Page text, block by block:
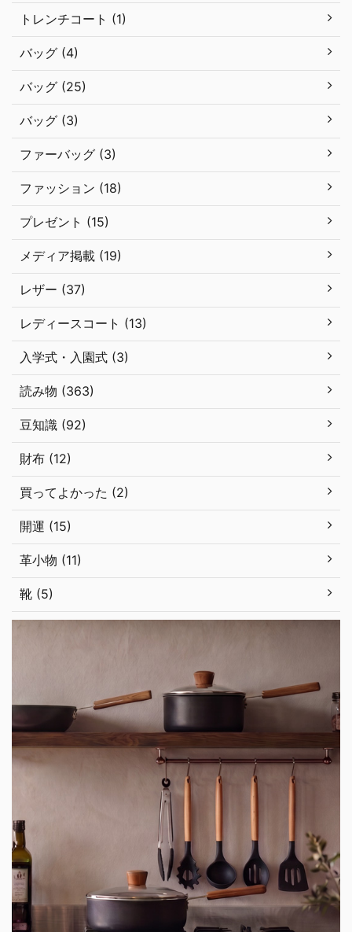
トレンチコート (1)
バッグ (4)
バッグ (25)
バッグ (3)
ファーバッグ (3)
ファッション (18)
プレゼント (15)
メディア掲載 (19)
レザー (37)
レディースコート (13)
入学式・入園式 (3)
読み物 (363)
豆知識 (92)
財布 (12)
買ってよかった (2)
開運 (15)
革小物 (11)
靴 (5)